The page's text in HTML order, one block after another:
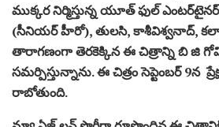
ముక్కర నిర్మిస్తున్న యూత్ ఫుల్
(సీనియర్ హీరో), తులసి, కాశీవిశ్వనాద్,
తారాగ‌ణంగా తెరకెక్కిన ఈ చిత్రాన్ని బి జి
సమర్పిస్తున్నాను. ఈ చిత్రం సెప్టెంబర్ 9న
రాబోతుంది.